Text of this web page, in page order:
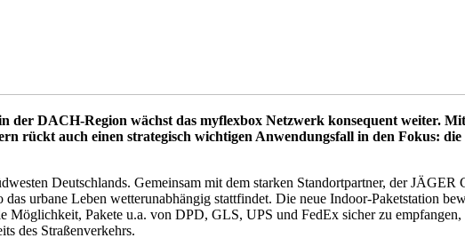
der DACH-Region wächst das myflexbox Netzwerk konsequent weiter.
rückt auch einen strategisch wichtigen Anwendungsfall in den Fokus:
Deutschlands. Gemeinsam mit dem starken Standortpartner, der
urbane Leben wetterunabhängig stattfindet. Die neue Indoor-Paketstation
Pakete u.a. von DPD, GLS, UPS und FedEx sicher zu
des Straßenverkehrs.